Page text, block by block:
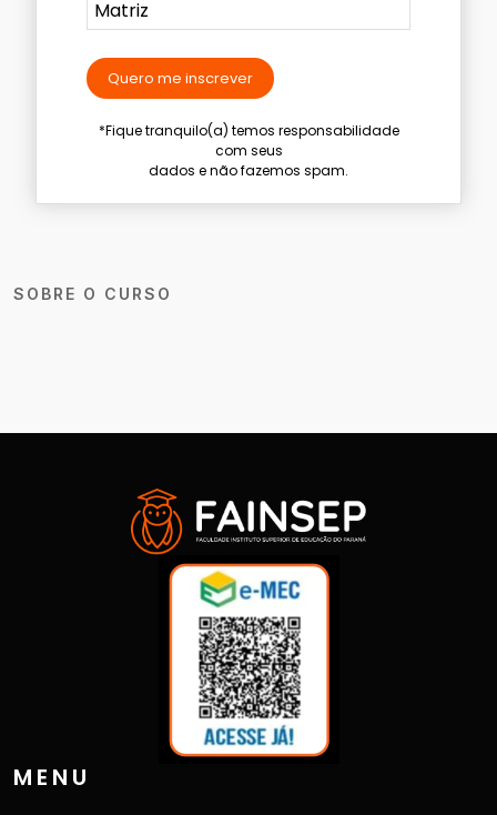
SOBRE O CURSO
Quero me inscrever
*Fique tranquilo(a) temos responsabilidade
com seus
dados e não fazemos spam.
MENU